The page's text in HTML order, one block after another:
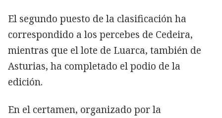
El segundo puesto de la clasificación ha
correspondido a los percebes de Cedeira,
mientras que el lote de Luarca, también de
Asturias, ha completado el podio de la
edición.
En el certamen, organizado por la